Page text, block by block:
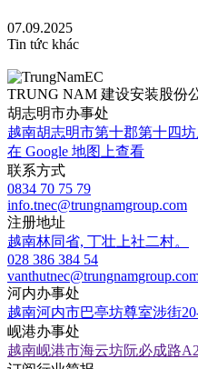
07.09.2025
Tin tức khác
TRUNG NAM 建设安装股份
胡志明市办事处
越南胡志明市第十郡第十四
在 Google 地图上查看
联系方式
0834 70 75 79
info.tnec@trungnamgroup.com
注册地址
越南林同省, 丁壮上社二村。
028 386 384 54
河内办事处
越南河内市巴亭坊尊室涉街
岘港办事处
越南岘港市海云坊阮必成路